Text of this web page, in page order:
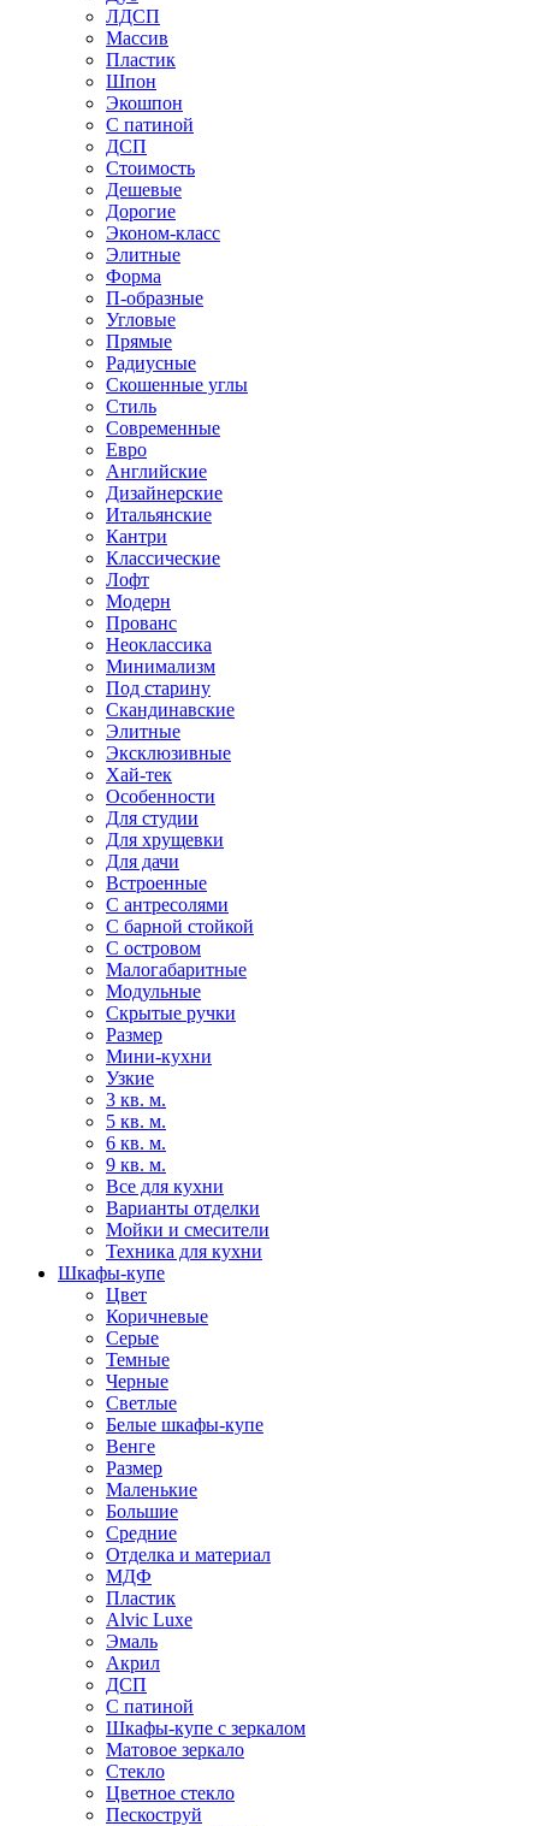
ЛДСП
Массив
Пластик
Шпон
Экошпон
С патиной
ДСП
Стоимость
Дешевые
Дорогие
Эконом-класс
Элитные
Форма
П-образные
Угловые
Прямые
Радиусные
Скошенные углы
Стиль
Современные
Евро
Английские
Дизайнерские
Итальянские
Кантри
Классические
Лофт
Модерн
Прованс
Неоклассика
Минимализм
Под старину
Скандинавские
Элитные
Эксклюзивные
Хай-тек
Особенности
Для студии
Для хрущевки
Для дачи
Встроенные
С антресолями
С барной стойкой
С островом
Малогабаритные
Модульные
Скрытые ручки
Размер
Мини-кухни
Узкие
3 кв. м.
5 кв. м.
6 кв. м.
9 кв. м.
Все для кухни
Варианты отделки
Мойки и смесители
Техника для кухни
Шкафы-купе
Цвет
Коричневые
Серые
Темные
Черные
Светлые
Белые шкафы-купе
Венге
Размер
Маленькие
Большие
Средние
Отделка и материал
МДФ
Пластик
Alvic Luxe
Эмаль
Акрил
ДСП
С патиной
Шкафы-купе с зеркалом
Матовое зеркало
Стекло
Цветное стекло
Пескоструй